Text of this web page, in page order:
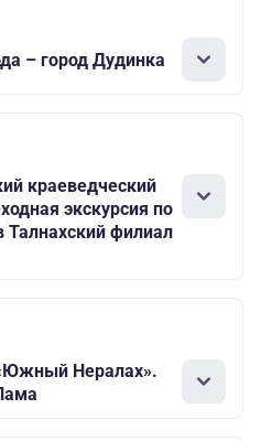
– город Дудинка
краеведческий
экскурсия по
Талнахский филиал
Нералах».